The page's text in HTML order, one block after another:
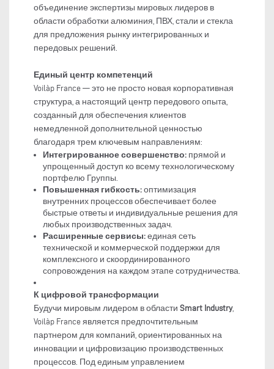
объединение экспертизы мировых лидеров в
области обработки алюминия, ПВХ, стали и стекла
для предложения рынку интегрированных и
передовых решений.
Единый центр компетенций
Voilàp France — это не просто новая корпоративная
структура, а настоящий центр передового опыта,
созданный для обеспечения клиентов
немедленной дополнительной ценностью
благодаря трем ключевым направлениям:
Интегрированное совершенство: прямой и
упрощенный доступ ко всему технологическому
портфелю Группы.
Повышенная гибкость: оптимизация
внутренних процессов обеспечивает более
быстрые ответы и индивидуальные решения для
любых производственных задач.
Расширенные сервисы: единая сеть
технической и коммерческой поддержки для
комплексного и скоординированного
сопровождения на каждом этапе сотрудничества.
К цифровой трансформации
Будучи мировым лидером в области Smart Industry,
Voilàp France является предпочтительным
партнером для компаний, ориентированных на
инновации и цифровизацию производственных
процессов. Под единым управлением